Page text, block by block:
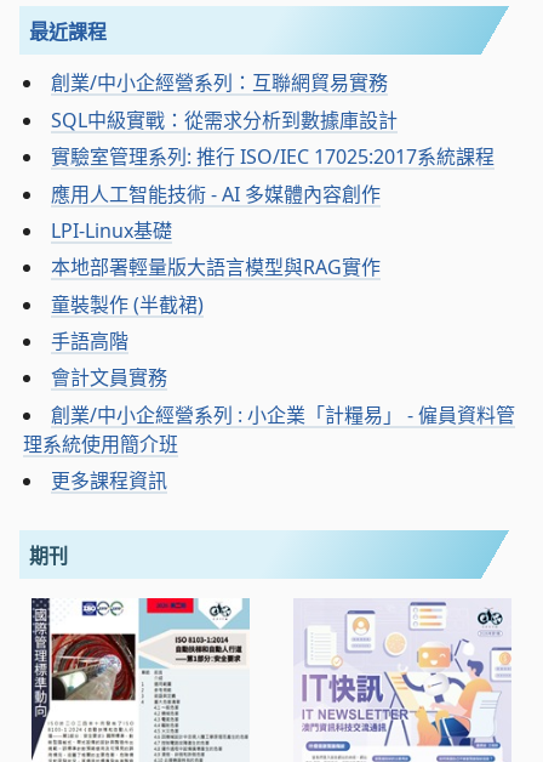
最近課程
創業/中小企經營系列：互聯網貿易實務
SQL中級實戰：從需求分析到數據庫設計
實驗室管理系列: 推行 ISO/IEC 17025:2017系統課程
應用人工智能技術 - AI 多媒體內容創作
LPI-Linux基礎
本地部署輕量版大語言模型與RAG實作
童裝製作 (半截裙)
手語高階
會計文員實務
創業/中小企經營系列 : 小企業「計糧易」 - 僱員資料管
理系統使用簡介班
更多課程資訊
期刊